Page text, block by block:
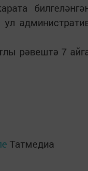
рәвештә 7
Татмедиа